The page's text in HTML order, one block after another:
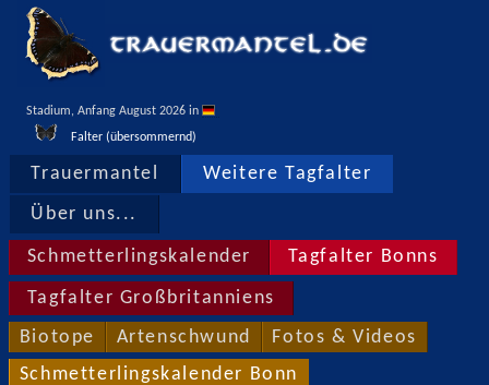
Stadium, Anfang August 2026 in
Falter (übersommernd)
Trauermantel Weitere Tagfalter
Über uns...
Schmetterlingskalender Tagfalter Bonns
Tagfalter Großbritanniens
Biotope Artenschwund Fotos & Videos
Schmetterlingskalender Bonn